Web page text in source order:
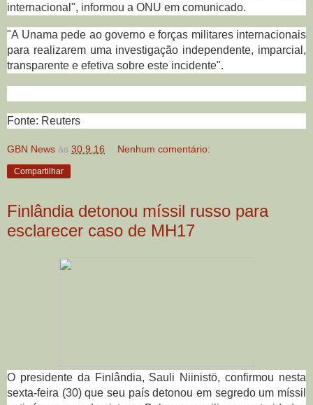
internacional", informou a ONU em comunicado.
"A Unama pede ao governo e forças militares internacionais
para realizarem uma investigação independente, imparcial,
transparente e efetiva sobre este incidente".
Fonte: Reuters
GBN News às 30.9.16 Nenhum comentário:
Compartilhar
Finlândia detonou míssil russo para
esclarecer caso de MH17
O presidente da Finlândia, Sauli Niinistö, confirmou nesta
sexta-feira (30) que seu país detonou em segredo um míssil